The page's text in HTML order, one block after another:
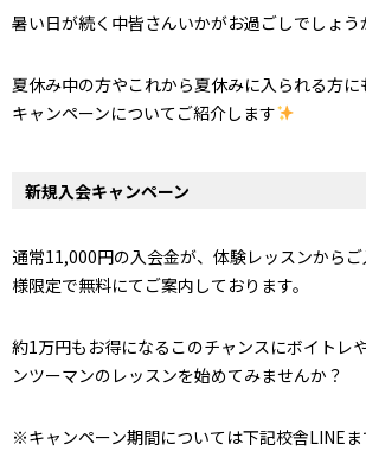
暑い日が続く中皆さんいかがお過ごしでしょう
夏休み中の方やこれから夏休みに入られる方
キャンペーンについてご紹介します
新規入会キャンペーン
通常11,000円の入会金が、体験レッスンから
様限定で無料にてご案内しております。
約1万円もお得になるこのチャンスにボイトレ
ンツーマンのレッスンを始めてみませんか？
※キャンペーン期間については下記校舎LINE